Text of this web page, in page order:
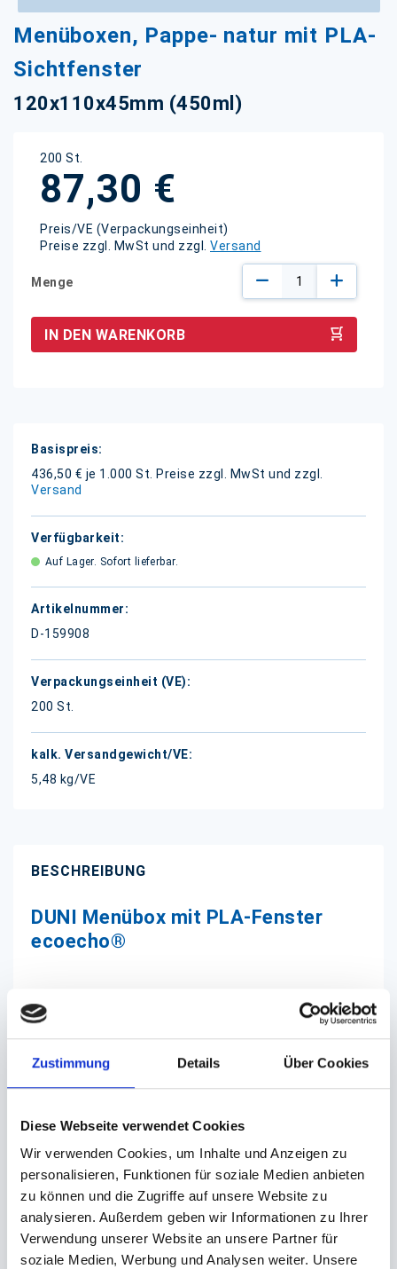
Zustimmung Details Über Cookies
Diese Webseite verwendet Cookies
Wir verwenden Cookies, um Inhalte und Anzeigen zu
personalisieren, Funktionen für soziale Medien anbieten
zu können und die Zugriffe auf unsere Website zu
analysieren. Außerdem geben wir Informationen zu Ihrer
Verwendung unserer Website an unsere Partner für
soziale Medien, Werbung und Analysen weiter. Unsere
Menüboxen, Pappe- natur mit PLA-
Sichtfenster
120x110x45mm (450ml)
200 St.
87,30 €
Preis/VE (Verpackungseinheit)
Preise zzgl. MwSt und zzgl. Versand
Menge
IN DEN WARENKORB
Weitere
Informationen
436,50 € je 1.000 St.
Preise zzgl. MwSt und zzgl.
Versand
Auf Lager. Sofort lieferbar.
D-159908
200 St.
5,48 kg/VE
Anfang
der
Bildgalerie
springen
BESCHREIBUNG
DUNI Menübox mit PLA-Fenster
ecoecho®
Diese Menüboxen sind aus FSC-zertifiziertem
naturfarbenem Karton hergestellt und mit einem
So können Ihre Kunden die darin vorbereiteten
Speisen schon vorab sehen und werden zum Kauf
Die Klappboxen mit anhängendem Deckel sind für
warme Speisen bis max. +40°C geeignet. Zudem
können Ihre Kunden die Schalen auch in die
Mikrowelle stellen, um die Gerichte zu erwärmen.
- Material:Karton / PLA